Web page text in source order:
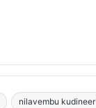
nilavembu kudineer